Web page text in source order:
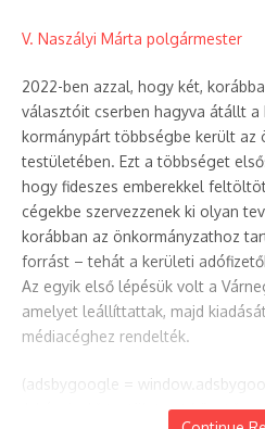
V. Naszályi Márta polgármester
2022-ben azzal, hogy két,
választóit cserben hagyva átállt a
kormánypárt többségbe került az
testületében. Ezt a többséget
hogy fideszes emberekkel
cégekbe szervezzenek ki olyan
korábban az önkormányzathoz
forrást – tehát a kerületi
Az egyik első lépésük volt a
amelyet leállíttattak, majd
médiacéghez rendelték.
(adsbygoogle =
A képviselő-testület ezt követően